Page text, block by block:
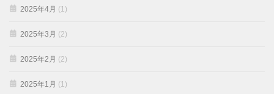
2025年4月 (1)
2025年3月 (2)
2025年2月 (2)
2025年1月 (1)